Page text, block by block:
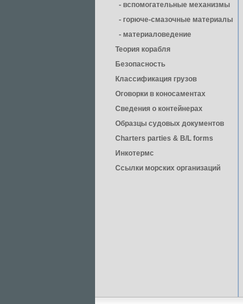
- вспомогательные механизмы
- горюче-смазочные материалы
- материаловедение
Теория корабля
Безопасность
Классификация грузов
Оговорки в коносаментах
Сведения о контейнерах
Образцы судовых документов
Charters parties & B/L forms
Инкотермс
Ссылки морских организаций